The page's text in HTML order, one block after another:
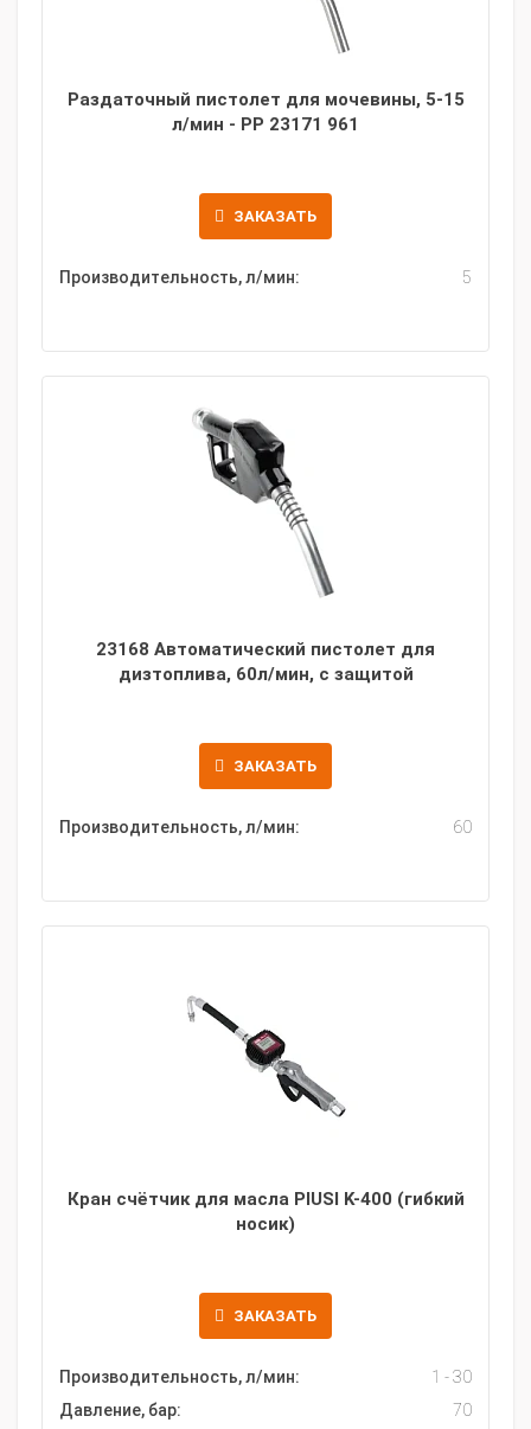
Раздаточный пистолет для мочевины, 5-15
л/мин - PP 23171 961
ЗАКАЗАТЬ
Производительность, л/мин: 5
23168 Автоматический пистолет для
дизтоплива, 60л/мин, с защитой
ЗАКАЗАТЬ
Производительность, л/мин: 60
Кран счётчик для масла PIUSI K-400 (гибкий
носик)
ЗАКАЗАТЬ
Производительность, л/мин:
1 - 30
Давление, бар:
70